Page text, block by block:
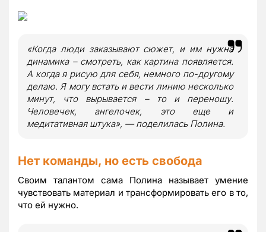
«Когда люди заказывают сюжет, и им нужна
динамика – смотреть, как картина появляется.
А когда я рисую для себя, немного по-другому
делаю. Я могу встать и вести линию несколько
минут, что вырывается – то и переношу.
Человечек, ангелочек, это еще и
медитативная штука», — поделилась Полина.
Нет команды, но есть свобода
Своим талантом сама Полина называет умение
чувствовать материал и трансформировать его в то,
что ей нужно.